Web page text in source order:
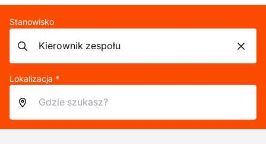
Stanowisko
Lokalizacja *